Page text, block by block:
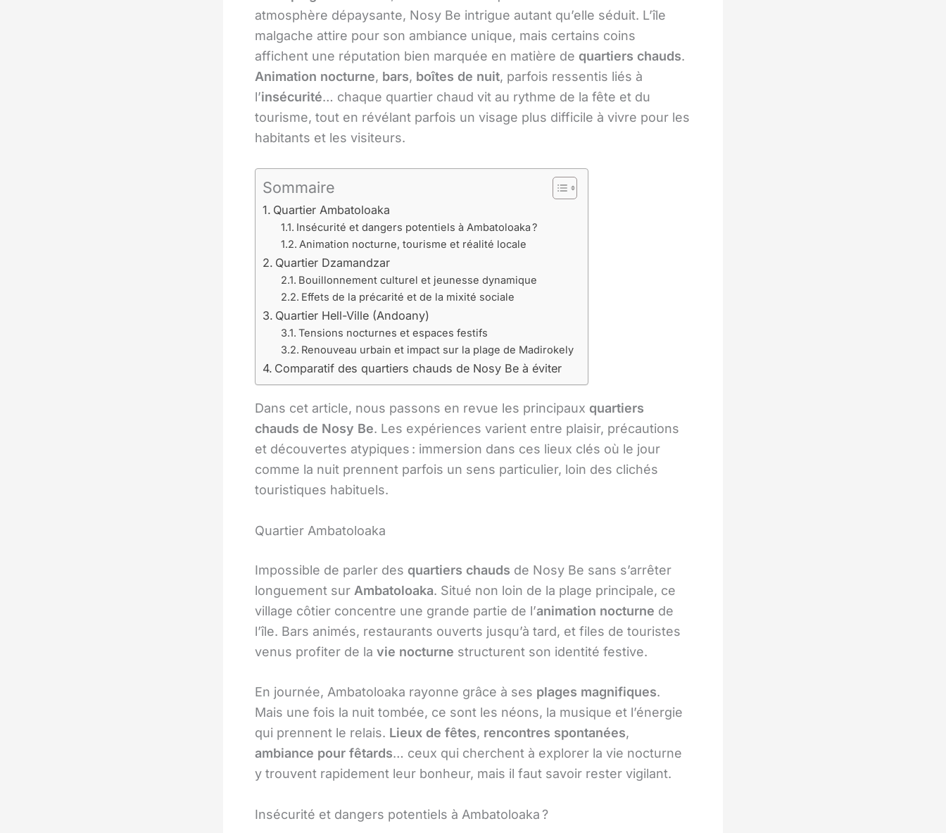
atmosphère dépaysante, Nosy Be intrigue autant qu’elle séduit. L’île
malgache attire pour son ambiance unique, mais certains coins
affichent une réputation bien marquée en matière de quartiers chauds.
Animation nocturne, bars, boîtes de nuit, parfois ressentis liés à
l’insécurité… chaque quartier chaud vit au rythme de la fête et du
tourisme, tout en révélant parfois un visage plus difficile à vivre pour les
habitants et les visiteurs.
Sommaire
Quartier Ambatoloaka
Insécurité et dangers potentiels à Ambatoloaka ?
Animation nocturne, tourisme et réalité locale
Quartier Dzamandzar
Bouillonnement culturel et jeunesse dynamique
Effets de la précarité et de la mixité sociale
Quartier Hell-Ville (Andoany)
Tensions nocturnes et espaces festifs
Renouveau urbain et impact sur la plage de Madirokely
Comparatif des quartiers chauds de Nosy Be à éviter
Dans cet article, nous passons en revue les principaux quartiers
chauds de Nosy Be. Les expériences varient entre plaisir, précautions
et découvertes atypiques : immersion dans ces lieux clés où le jour
comme la nuit prennent parfois un sens particulier, loin des clichés
touristiques habituels.
Quartier Ambatoloaka
Impossible de parler des quartiers chauds de Nosy Be sans s’arrêter
longuement sur Ambatoloaka. Situé non loin de la plage principale, ce
village côtier concentre une grande partie de l’animation nocturne de
l’île. Bars animés, restaurants ouverts jusqu’à tard, et files de touristes
venus profiter de la vie nocturne structurent son identité festive.
En journée, Ambatoloaka rayonne grâce à ses plages magnifiques.
Mais une fois la nuit tombée, ce sont les néons, la musique et l’énergie
qui prennent le relais. Lieux de fêtes, rencontres spontanées,
ambiance pour fêtards… ceux qui cherchent à explorer la vie nocturne
y trouvent rapidement leur bonheur, mais il faut savoir rester vigilant.
Insécurité et dangers potentiels à Ambatoloaka ?